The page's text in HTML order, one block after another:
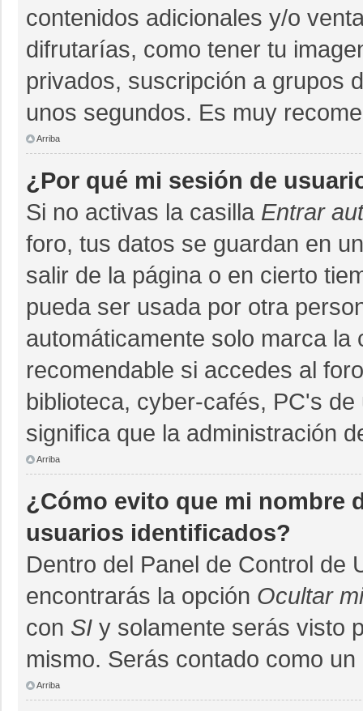
contenidos adicionales y/o
difrutarías, como tener tu
privados, suscripción a grupos
unos segundos. Es muy
Arriba
¿Por qué mi sesión de
Si no activas la casilla Entrar
foro, tus datos se guardan en
salir de la página o en cierto
pueda ser usada por otra
automáticamente solo marca la
recomendable si accedes al
biblioteca, cyber-cafés, PC's
significa que la administración
Arriba
¿Cómo evito que mi nombre
usuarios identificados?
Dentro del Panel de Control de
encontrarás la opción Ocultar
con SI y solamente serás visto
mismo. Serás contado como
Arriba